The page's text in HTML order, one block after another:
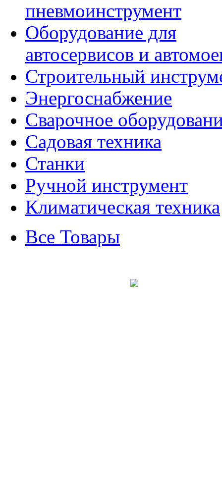
пневмоинструмент
Оборудование для
автосервисов и
Строительный
Энергоснабжение
Сварочное
Садовая техника
Станки
Ручной инструмент
Климатическая техника
Все Товары